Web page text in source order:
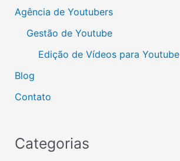
Agência de Youtubers
Gestão de Youtube
Edição de Vídeos para Youtube
Blog
Contato
Categorias